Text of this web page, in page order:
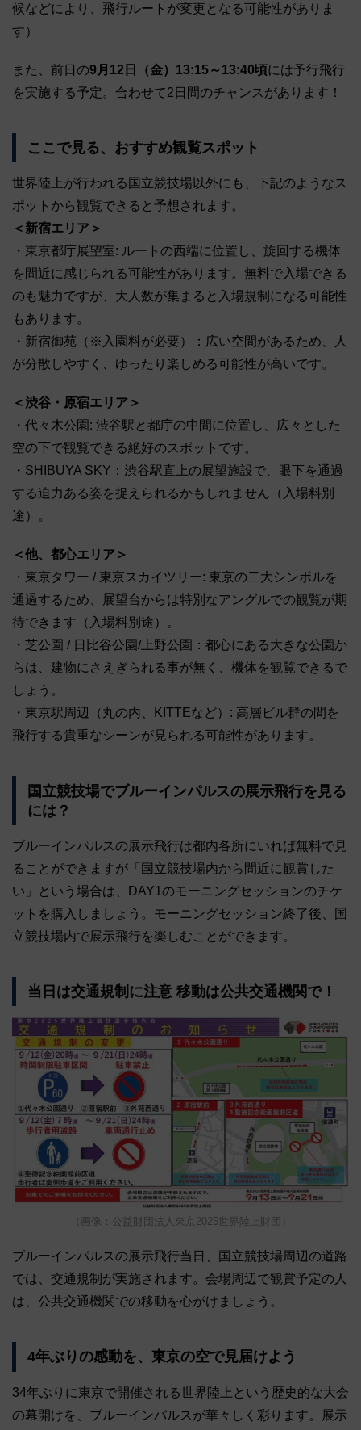
候などにより、飛行ルートが変更となる可能性がありま
す）
また、前日の9月12日（金）13:15～13:40頃には予行飛行
を実施する予定。合わせて2日間のチャンスがあります！
ここで見る、おすすめ観覧スポット
世界陸上が行われる国立競技場以外にも、下記のようなス
ポットから観覧できると予想されます。
＜新宿エリア＞
・東京都庁展望室: ルートの西端に位置し、旋回する機体
を間近に感じられる可能性があります。無料で入場できる
のも魅力ですが、大人数が集まると入場規制になる可能性
もあります。
・新宿御苑（※入園料が必要）：広い空間があるため、人
が分散しやすく、ゆったり楽しめる可能性が高いです。
＜渋谷・原宿エリア＞
・代々木公園: 渋谷駅と都庁の中間に位置し、広々とした
空の下で観覧できる絶好のスポットです。
・SHIBUYA SKY：渋谷駅直上の展望施設で、眼下を通過
する迫力ある姿を捉えられるかもしれません（入場料別
途）。
＜他、都心エリア＞
・東京タワー / 東京スカイツリー: 東京の二大シンボルを
通過するため、展望台からは特別なアングルでの観覧が期
待できます（入場料別途）。
・芝公園 / 日比谷公園/上野公園：都心にある大きな公園か
らは、建物にさえぎられる事が無く、機体を観覧できるで
しょう。
・東京駅周辺（丸の内、KITTEなど）: 高層ビル群の間を
飛行する貴重なシーンが見られる可能性があります。
国立競技場でブルーインパルスの展示飛行を見る
には？
ブルーインパルスの展示飛行は都内各所にいれば無料で見
ることができますが「国立競技場内から間近に観賞した
い」という場合は、DAY1のモーニングセッションのチケ
ットを購入しましょう。モーニングセッション終了後、国
立競技場内で展示飛行を楽しむことができます。
当日は交通規制に注意 移動は公共交通機関で！
（画像：公益財団法人東京2025世界陸上財団）
ブルーインパルスの展示飛行当日、国立競技場周辺の道路
では、交通規制が実施されます。会場周辺で観賞予定の人
は、公共交通機関での移動を心がけましょう。
4年ぶりの感動を、東京の空で見届けよう
34年ぶりに東京で開催される世界陸上という歴史的な大会
の幕開けを、ブルーインパルスが華々しく彩ります。展示